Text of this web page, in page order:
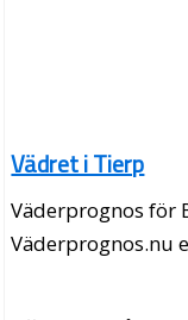
Vädret i Tierp
Väderprognos för
Väderprognos.nu